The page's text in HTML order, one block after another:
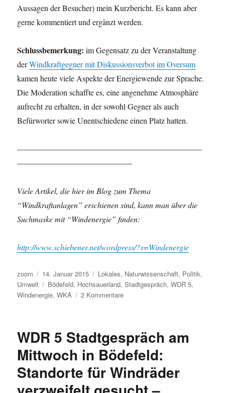
Aussagen der Besucher) mein Kurzbericht. Es kann aber
gerne kommentiert und ergänzt werden.
Schlussbemerkung: im Gegensatz zu der Veranstaltung
derWindkraftgegner mit Diskussionsverbot im Oversum
kamen heute viele Aspekte der Energiewende zur Sprache.
Die Moderation schaffte es, eine angenehme Atmosphäre
aufrecht zu erhalten, in der sowohl Gegner als auch
Befürworter sowie Unentschiedene einen Platz hatten.
———————————————————————
——————————————-
Viele Artikel, die hier im Blog zum Thema
“Windkraftanlagen” erschienen sind, kann man über die
Suchmaske mit “Windenergie” finden:
http://www.schiebener.net/wordpress/?s=Windenergie
Autor
zoom
Veröffentlicht
am
14. Januar 2015 Kategorien
Lokales, Naturwissenschaft, Politik,
Umwelt
Schlagwörter
Bödefeld, Hochsauerland,Stadtgespräch,WDR 5,
Windenergie,WKA 2 Kommentarezu
Bödefeld:
die
umstrittene
Windenergie
–
eine
WDR 5 Stadtgespräch am
Mittwoch in Bödefeld:
Standorte für Windräder